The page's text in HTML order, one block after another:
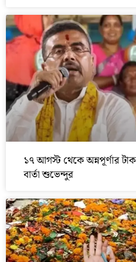
১৭ আগস্ট থেকে অন্নপূর্ণার
বার্তা শুভেন্দুর